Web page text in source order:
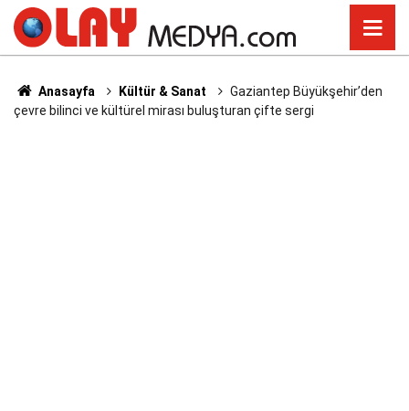
Anasayfa Kültür & Sanat
Gaziantep Büyükşehir’den
çevre bilinci ve kültürel mirası buluşturan çifte sergi